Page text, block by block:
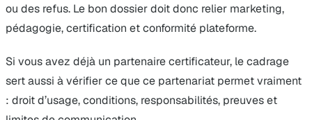
ou des refus. Le bon dossier doit donc relier marketing,
pédagogie, certification et conformité plateforme.
Si vous avez déjà un partenaire certificateur, le cadrage
sert aussi à vérifier ce que ce partenariat permet vraiment
: droit d’usage, conditions, responsabilités, preuves et